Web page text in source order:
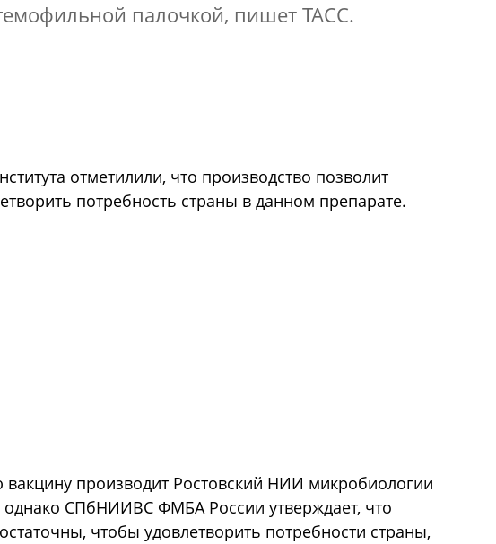
палочкой, пишет ТАСС.
отметилили, что производство позволит
потребность страны в данном препарате.
производит Ростовский НИИ микробиологии
однако СПбНИИВС ФМБА России утверждает, что
чтобы удовлетворить потребности страны,